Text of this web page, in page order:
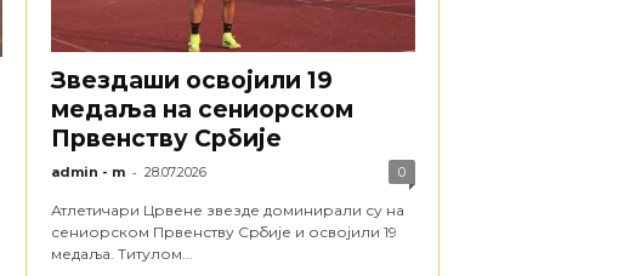
Звездаши освојили 19
медаља на сениорском
Првенству Србије
admin - m - 28.07.2026 0
Атлетичари Црвене звезде доминирали су на
сениорском Првенству Србије и освојили 19
медаља. Титулом...